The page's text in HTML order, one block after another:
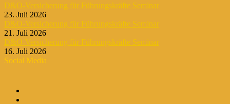
D&O-Versicherung für Führungskräfte Seminar
23. Juli 2026
D&O-Versicherung für Führungskräfte Seminar
21. Juli 2026
D&O-Versicherung für Führungskräfte Seminar
16. Juli 2026
Social Media